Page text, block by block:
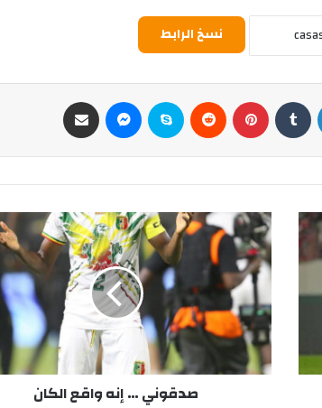
نسخ الرابط
صدقوني … إنه واقع الكان